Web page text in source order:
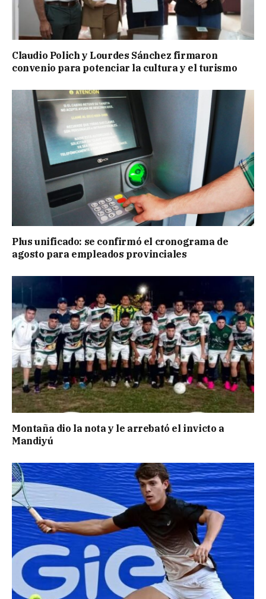
Claudio Polich y Lourdes Sánchez firmaron
convenio para potenciar la cultura y el turismo
Plus unificado: se confirmó el cronograma de
agosto para empleados provinciales
Montaña dio la nota y le arrebató el invicto a
Mandiyú